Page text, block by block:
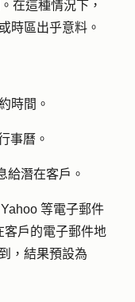
在這種情況下，
時區出乎意料。
時間。
事曆。
給潛在客戶。
等電子郵件
客戶的電子郵件地
，結果預設為